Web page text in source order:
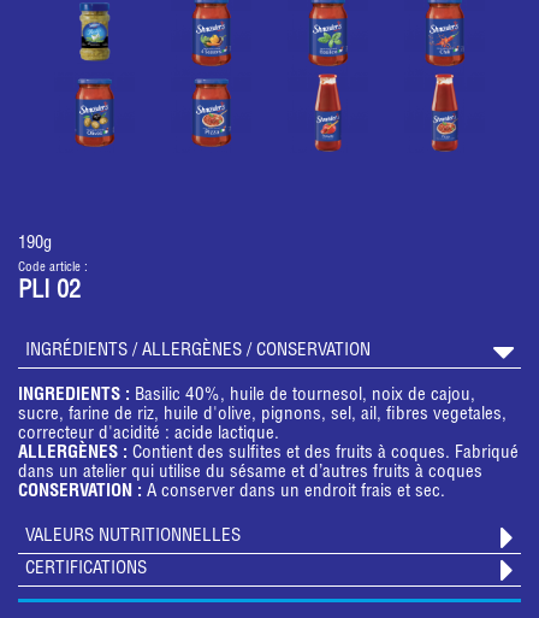
190g
Code article :
PLI 02
INGRÉDIENTS / ALLERGÈNES / CONSERVATION
INGREDIENTS : Basilic 40%, huile de tournesol, noix de cajou,
sucre, farine de riz, huile d'olive, pignons, sel, ail, fibres vegetales,
correcteur d'acidité : acide lactique.
ALLERGÈNES : Contient des sulfites et des fruits à coques. Fabriqué
dans un atelier qui utilise du sésame et d’autres fruits à coques
CONSERVATION : A conserver dans un endroit frais et sec.
VALEURS NUTRITIONNELLES
CERTIFICATIONS